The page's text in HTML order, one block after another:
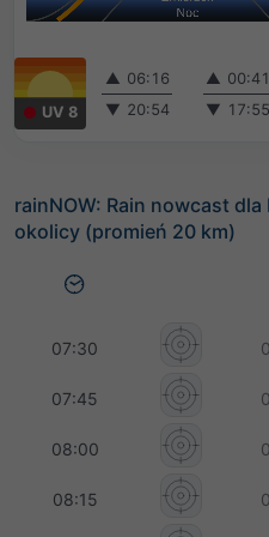
UV 8
▲ 06:16
▼ 20:54
▲
▼
rainNOW: Rain nowcast dla
okolicy (promień 20 km)
07:30
07:45
08:00
08:15